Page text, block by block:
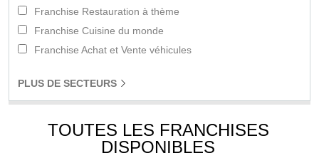
Franchise Restauration à thème
Franchise Cuisine du monde
Franchise Achat et Vente véhicules
PLUS DE SECTEURS
TOUTES LES FRANCHISES
DISPONIBLES